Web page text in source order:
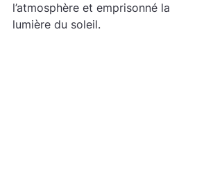
l’atmosphère et emprisonné la
lumière du soleil.